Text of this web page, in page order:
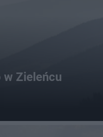
Zieleńcu